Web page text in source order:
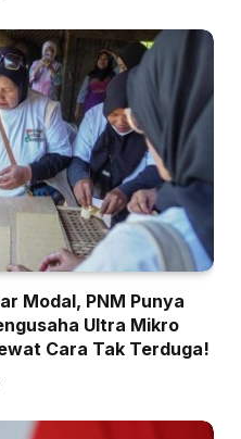
Modal, PNM Punya
Ultra Mikro
Cara Tak Terduga!